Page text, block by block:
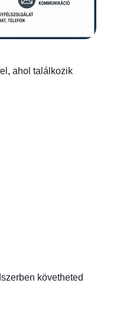
ahol találkozik
követheted